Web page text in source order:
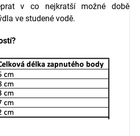
v co nejkratší možné době
ve studené vodě.